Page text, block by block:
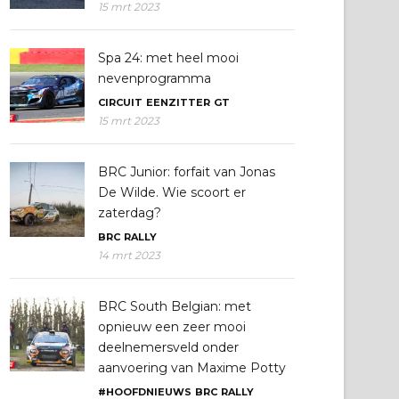
15 mrt 2023
Spa 24: met heel mooi
nevenprogramma
CIRCUIT EENZITTER GT
15 mrt 2023
BRC Junior: forfait van Jonas
De Wilde. Wie scoort er
zaterdag?
BRC RALLY
14 mrt 2023
BRC South Belgian: met
opnieuw een zeer mooi
deelnemersveld onder
aanvoering van Maxime Potty
#HOOFDNIEUWS BRC RALLY